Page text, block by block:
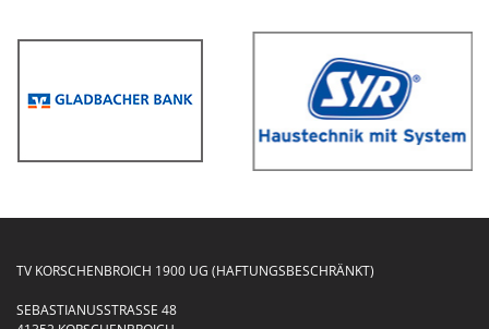
TV KORSCHENBROICH 1900 UG (HAFTUNGSBESCHRÄNKT)
SEBASTIANUSSTRASSE 48